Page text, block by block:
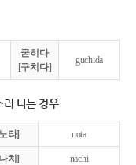
굳히다
[구치다]
guchida
리 나는 경우
타] nota
치] nachi